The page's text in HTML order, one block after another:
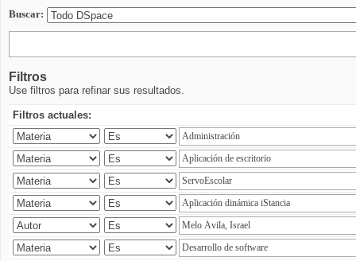
Buscar:
Filtros
Use filtros para refinar sus resultados.
Filtros actuales: